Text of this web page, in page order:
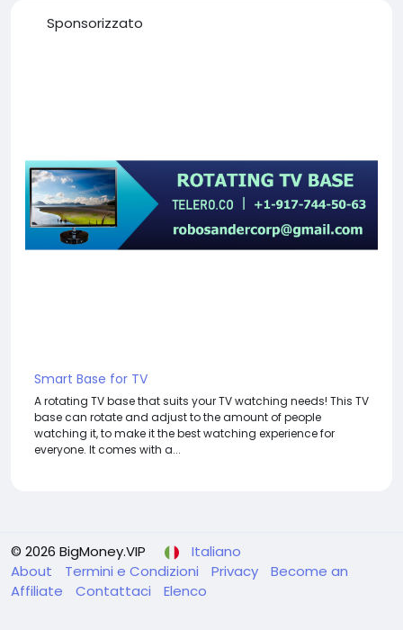
Sponsorizzato
Smart Base for TV
A rotating TV base that suits your TV watching needs! This TV
base can rotate and adjust to the amount of people
watching it, to make it the best watching experience for
everyone. It comes with a...
© 2026 BigMoney.VIP
Italiano
About
Termini e Condizioni Privacy
Become an
Affiliate
Contattaci Elenco